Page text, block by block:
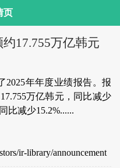
页
17.755万亿韩元
2025年年度业绩报告。报
万亿韩元，同比减少
比减少15.2%......
ir-library/announcement